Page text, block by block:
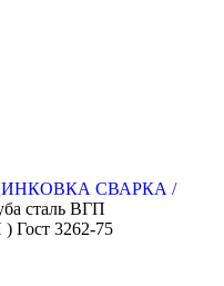
СВАРКА /
сталь ВГП
Гост 3262-75